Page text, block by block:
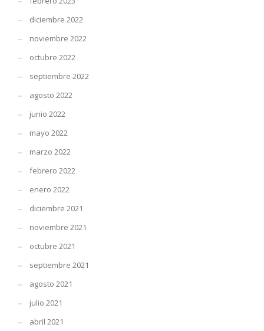
diciembre 2022
noviembre 2022
octubre 2022
septiembre 2022
agosto 2022
junio 2022
mayo 2022
marzo 2022
febrero 2022
enero 2022
diciembre 2021
noviembre 2021
octubre 2021
septiembre 2021
agosto 2021
julio 2021
abril 2021